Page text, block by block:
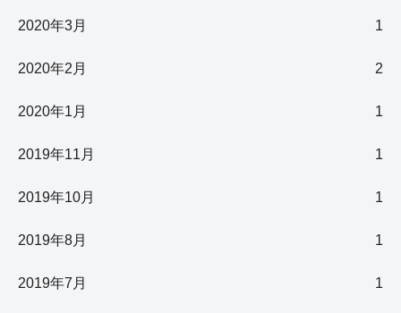
2020年3月 1
2020年2月 2
2020年1月 1
2019年11月 1
2019年10月 1
2019年8月 1
2019年7月 1